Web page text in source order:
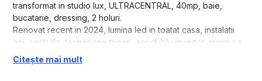
transformat in studio lux, ULTRACENTRAL, 40mp, baie,
bucatarie, dressing, 2 holuri.
Renovat recent in 2024, lumina led in toatat casa, instalatii
noi, centrala, termopane tripan, aer dublu invertor, marmura,
complet mobilat si utilat ori pentru locuit, ori pentru cabinet.
Scara renovata, lift nou, etajul 9/9 cu vedere asupra Pietei
Citește mai mult